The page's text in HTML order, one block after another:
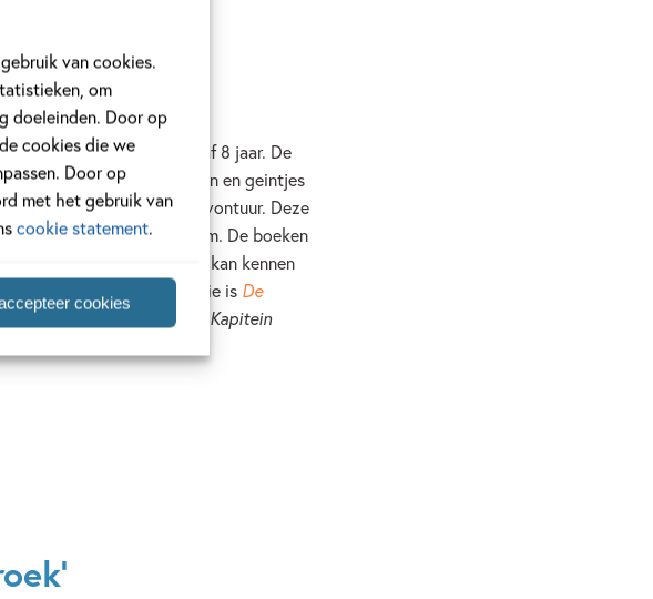
van cookies.
om
doeleinden. Door op
cookies die we
Door op
met het gebruik van
cookie statement.
cookies
reeks voor kinderen vanaf 8 jaar. De
jongeren die graag grappen en geintjes
in een grappig en leuk avontuur. Deze
Netflix-serie en film. De boeken
door Dav Pilkey, die je ook kan kennen
! Het eerste deel van de serie is De
alle andere boeken van Kapitein